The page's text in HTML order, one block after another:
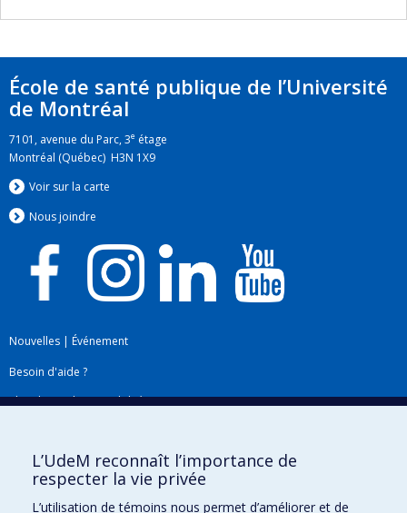
École de santé publique de l’Université
de Montréal
7101, avenue du Parc, 3e étage
Montréal (Québec) H3N 1X9
Voir sur la carte
Nous joindre
Nouvelles | Événement
Besoin d'aide ?
Plan du site|Accessibilité
L’UdeM reconnaît l’importance de
respecter la vie privée
L’utilisation de témoins nous permet d’améliorer et de